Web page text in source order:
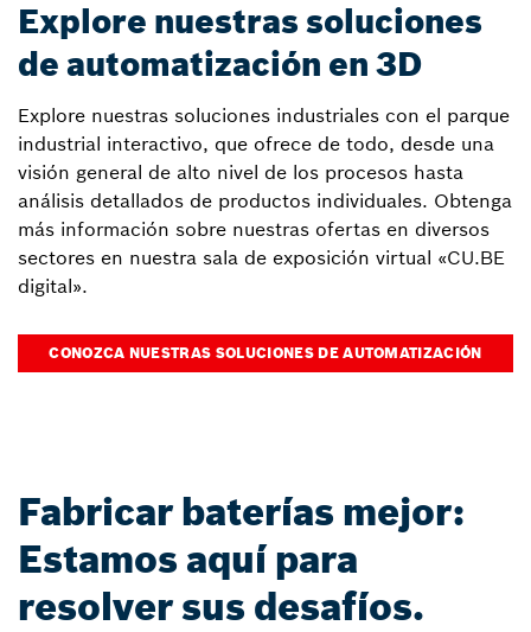
Explore nuestras soluciones
de automatización en 3D
Explore nuestras soluciones industriales con el parque
industrial interactivo, que ofrece de todo, desde una
visión general de alto nivel de los procesos hasta
análisis detallados de productos individuales. Obtenga
más información sobre nuestras ofertas en diversos
sectores en nuestra sala de exposición virtual «CU.BE
digital».
CONOZCA NUESTRAS SOLUCIONES DE AUTOMATIZACIÓN
Fabricar baterías mejor:
Estamos aquí para
resolver sus desafíos.